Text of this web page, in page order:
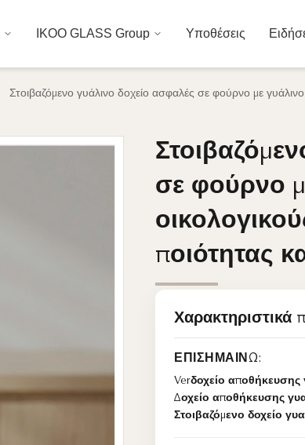
IKOO GLASS Group Υποθέσεις
Στοιβαζόμενο γυάλινο δοχείο ασφαλές σε φούρνο με
σε φούρνο
ποιότητας
σε φούρνο
ποιότητας
Χαρακτηριστικά
ΕΠΙΣΗΜΑΊΝΩ:
Verδοχείο αποθήκευσης
Δοχείο αποθήκευσης
Στοιβαζόμενο δοχείο